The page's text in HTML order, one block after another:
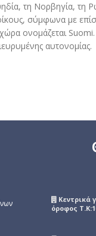
τη Νορβηγία, τη
σύμφωνα με
ονομάζεται
αυτονομίας.
Kεντρικά
όροφος